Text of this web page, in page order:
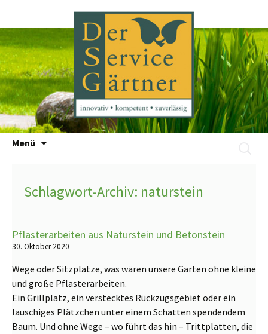
Menü
Zum
Schlagwort-Archiv: naturstein
Pflasterarbeiten aus Naturstein und Betonstein
30. Oktober 2020
Wege oder Sitzplätze, was wären unsere Gärten ohne kleine
und große Pflasterarbeiten.
Ein Grillplatz, ein verstecktes Rückzugsgebiet oder ein
lauschiges Plätzchen unter einem Schatten spendendem
Baum. Und ohne Wege – wo führt das hin – Trittplatten, die